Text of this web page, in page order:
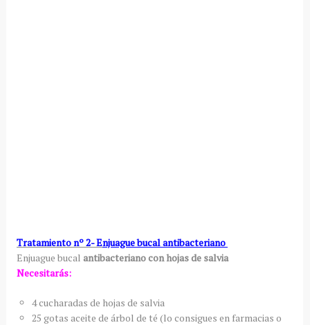
Tratamiento nº 2- Enjuague bucal antibacteriano
Enjuague bucal antibacteriano con hojas de salvia
Necesitarás:
4 cucharadas de hojas de salvia
25 gotas aceite de árbol de té (lo consigues en farmacias o